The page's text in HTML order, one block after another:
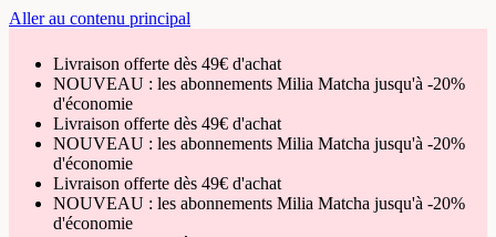
Aller au contenu principal
Livraison offerte dès 49€ d'achat
NOUVEAU : les abonnements Milia Matcha jusqu'à -20%
d'économie
Livraison offerte dès 49€ d'achat
NOUVEAU : les abonnements Milia Matcha jusqu'à -20%
d'économie
Livraison offerte dès 49€ d'achat
NOUVEAU : les abonnements Milia Matcha jusqu'à -20%
d'économie